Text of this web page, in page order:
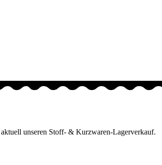
unseren Stoff- & Kurzwaren-Lagerverkauf.